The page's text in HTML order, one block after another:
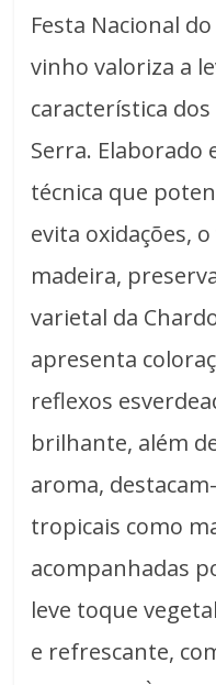
Festa Nacional
vinho valoriza a
característica
Serra.
técnica que
evita oxidações,
madeira,
varietal da
apresenta
reflexos
brilhante, além
aroma,
tropicais como
acompanhadas
leve toque
e refrescante,